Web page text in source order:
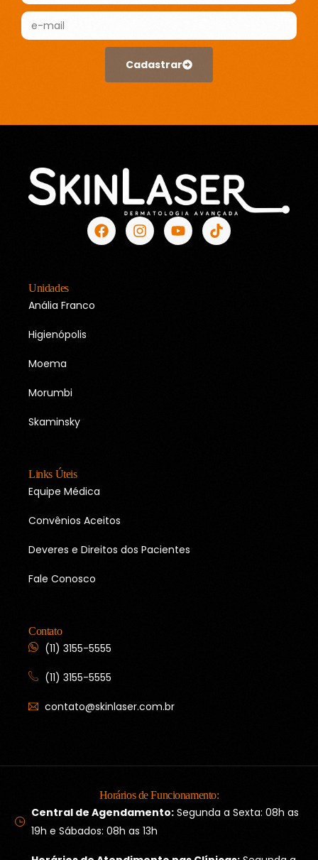
Cadastrar
Unidades
Anália Franco
Higienópolis
Moema
Morumbi
Skaminsky
Links Úteis
Equipe Médica
Convênios Aceitos
Deveres e Direitos dos Pacientes
Fale Conosco
Contato
(11) 3155-5555
(11) 3155-5555
contato@skinlaser.com.br
Horários de Funcionamento:
Central de Agendamento:Segunda a Sexta: 08h as
19h e Sábados: 08h as 13h